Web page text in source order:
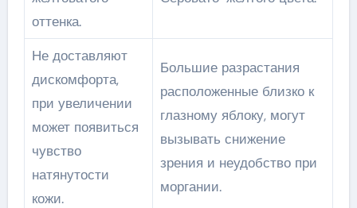
оттенка.
Не доставляют
дискомфорта,
при увеличении
может появиться
чувство
натянутости
кожи.
Большие разрастания
расположенные близко к
глазному яблоку, могут
вызывать снижение
зрения и неудобство при
моргании.